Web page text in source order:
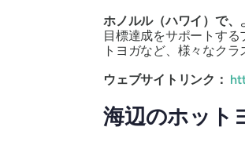
ホノルル（ハワイ）で、
目標達成をサポートす
トヨガなど、様々なク
ウェブサイトリンク：
海辺のホット